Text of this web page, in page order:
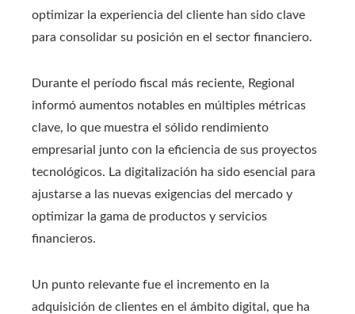
optimizar la experiencia del cliente han sido clave
para consolidar su posición en el sector financiero.
Durante el período fiscal más reciente, Regional
informó aumentos notables en múltiples métricas
clave, lo que muestra el sólido rendimiento
empresarial junto con la eficiencia de sus proyectos
tecnológicos. La digitalización ha sido esencial para
ajustarse a las nuevas exigencias del mercado y
optimizar la gama de productos y servicios
financieros.
Un punto relevante fue el incremento en la
adquisición de clientes en el ámbito digital, que ha